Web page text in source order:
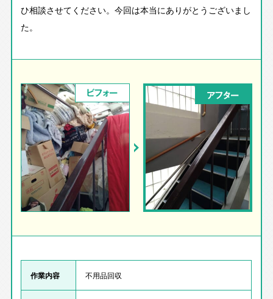
ひ相談させてください。今回は本当にありがとうございまし
た。
ビフォー アフター
作業内容 不用品回収